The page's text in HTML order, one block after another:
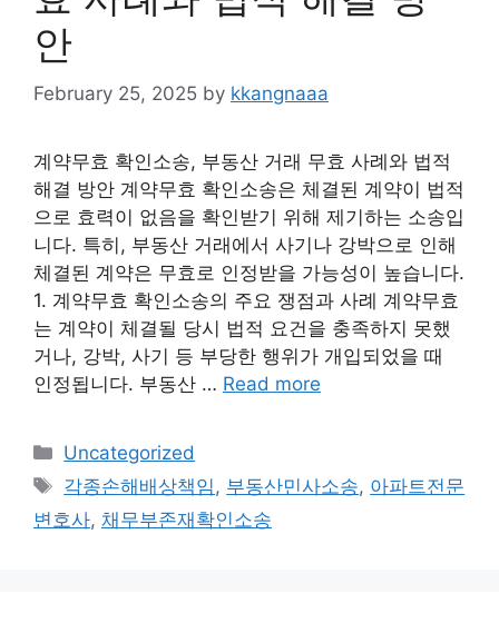
안
February 25, 2025 by kkangnaaa
계약무효 확인소송, 부동산 거래 무효 사례와 법적
해결 방안 계약무효 확인소송은 체결된 계약이 법적
으로 효력이 없음을 확인받기 위해 제기하는 소송입
니다. 특히, 부동산 거래에서 사기나 강박으로 인해
체결된 계약은 무효로 인정받을 가능성이 높습니다.
1. 계약무효 확인소송의 주요 쟁점과 사례 계약무효
는 계약이 체결될 당시 법적 요건을 충족하지 못했
거나, 강박, 사기 등 부당한 행위가 개입되었을 때
인정됩니다. 부동산 … Read more
Categories
Uncategorized
Tags
각종손해배상책임 , 부동산민사소송, 아파트전문
변호사, 채무부존재확인소송